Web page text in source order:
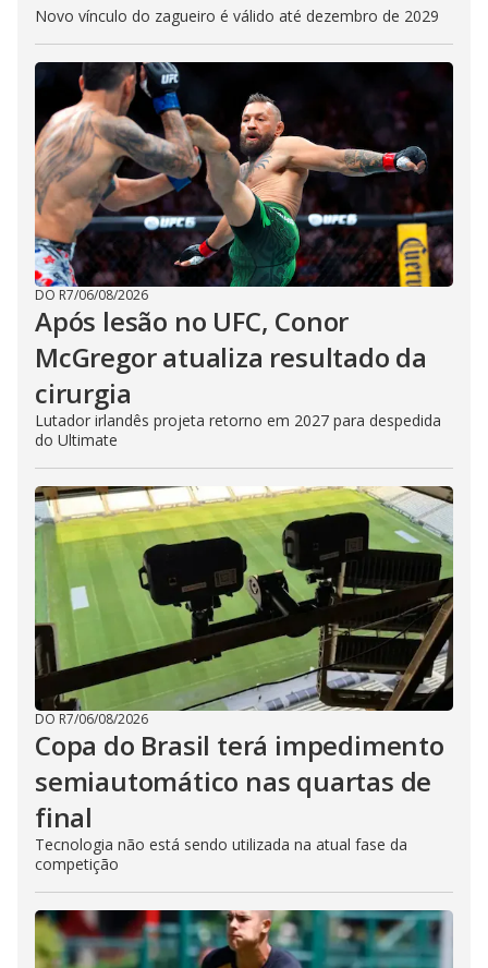
Novo vínculo do zagueiro é válido até dezembro de 2029
DO R7/06/08/2026
Após lesão no UFC, Conor
McGregor atualiza resultado da
cirurgia
Lutador irlandês projeta retorno em 2027 para despedida
do Ultimate
DO R7/06/08/2026
Copa do Brasil terá impedimento
semiautomático nas quartas de
final
Tecnologia não está sendo utilizada na atual fase da
competição